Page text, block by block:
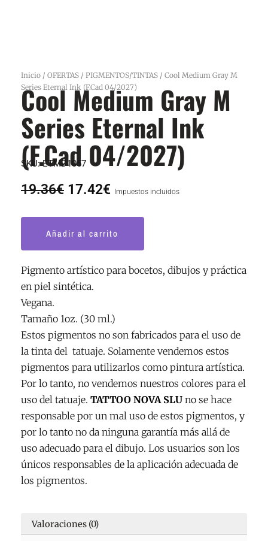
Inicio / OFERTAS / PIGMENTOS/TINTAS / Cool Medium Gray M
Series Eternal Ink (F.Cad 04/2027)
Cool Medium Gray M
Series Eternal Ink
(F.Cad 04/2027)
SKU:ETMD1057
19.36€ El
original
era:
19.36€.
17.42€ El
actual
es:
17.42€.
Impuestos incluidos
Medium
Gray
M
Series
Eternal
Ink
(F.Cad
04/2027)
cantidad
Añadir al carrito
Pigmento artístico para bocetos, dibujos y práctica
en piel sintética.
Vegana.
Tamaño 1oz. (30 ml.)
Estos pigmentos no son fabricados para el uso de
la tinta del tatuaje. Solamente vendemos estos
pigmentos para utilizarlos como pintura artística.
Por lo tanto, no vendemos nuestros colores para el
uso del tatuaje. TATTOO NOVA SLU no se hace
responsable por un mal uso de estos pigmentos, y
por lo tanto no da ninguna garantía más allá de
uso adecuado para el dibujo. Los usuarios son los
únicos responsables de la aplicación adecuada de
los pigmentos.
Valoraciones (0)